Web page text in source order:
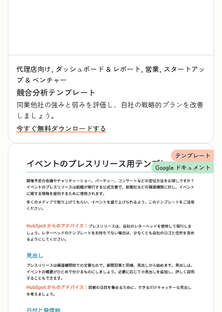
代理店向け, ダッシュボード & レポート, 営業, スタートアッ
プ & ベンチャー
競合分析テンプレート
同業他社の強みと弱みを評価し、自社の戦略的プランを改善
しましょう。
今すぐ無料ダウンロードする
テンプレート
Google ドキュメント